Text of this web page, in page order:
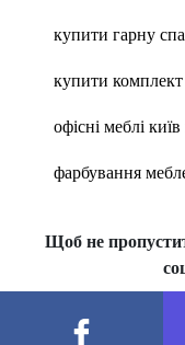
купити гарну
купити комплект
офісні меблі
фарбування
Щоб не